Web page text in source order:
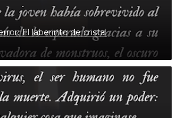
El laberinto de cristal